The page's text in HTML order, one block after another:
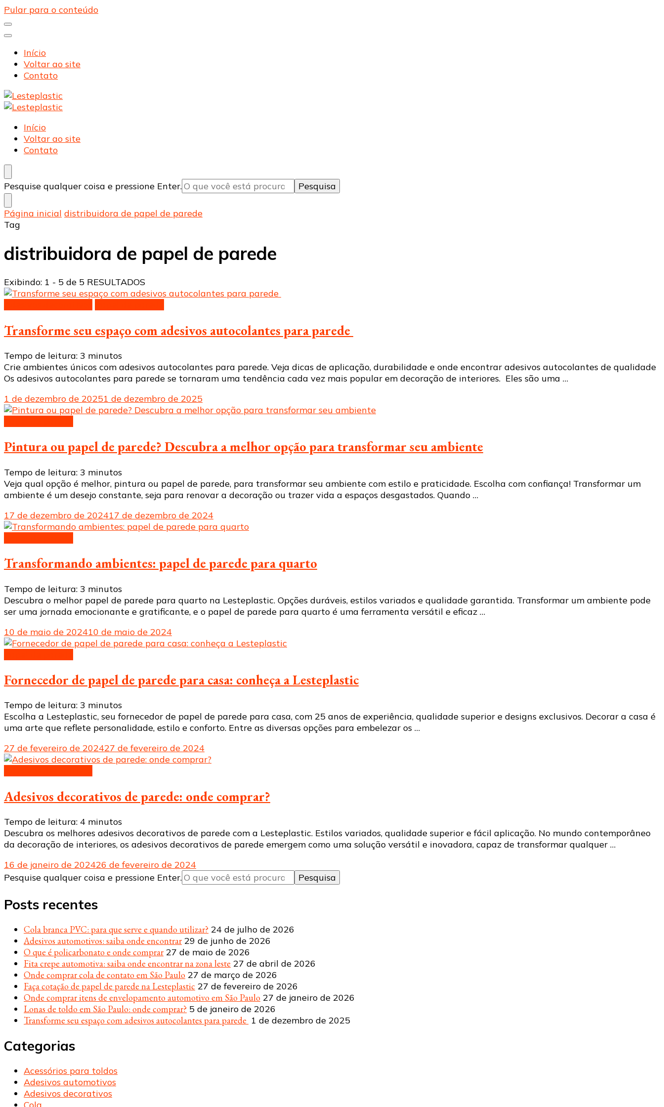
Pular para o conteúdo
Início
Voltar ao site
Contato
Lesteplastic
Blog – Lesteplastic
Lesteplastic
Blog – Lesteplastic
Início
Voltar ao site
Contato
Procurando
algo?
Pesquise qualquer coisa e pressione Enter.
Página inicial distribuidora de papel de parede
Tag
distribuidora de papel de parede
Exibindo: 1 - 5 de 5 RESULTADOS
Transforme seu espaço com adesivos autocolantes para parede
Tempo de leitura: 3 minutos
Crie ambientes únicos com adesivos autocolantes para parede. Veja dicas de aplicação, durabilidade e onde encontrar adesivos autocolantes de qualidade
Os adesivos autocolantes para parede se tornaram uma tendência cada vez mais popular em decoração de interiores. Eles são uma …
1 de dezembro de 20251 de dezembro de 2025
Pintura ou papel de parede? Descubra a melhor opção para transformar seu ambiente
Tempo de leitura: 3 minutos
Veja qual opção é melhor, pintura ou papel de parede, para transformar seu ambiente com estilo e praticidade. Escolha com confiança! Transformar um
ambiente é um desejo constante, seja para renovar a decoração ou trazer vida a espaços desgastados. Quando …
17 de dezembro de 202417 de dezembro de 2024
Transformando ambientes: papel de parede para quarto
Tempo de leitura: 3 minutos
Descubra o melhor papel de parede para quarto na Lesteplastic. Opções duráveis, estilos variados e qualidade garantida. Transformar um ambiente pode
ser uma jornada emocionante e gratificante, e o papel de parede para quarto é uma ferramenta versátil e eficaz …
10 de maio de 202410 de maio de 2024
Fornecedor de papel de parede para casa: conheça a Lesteplastic
Tempo de leitura: 3 minutos
Escolha a Lesteplastic, seu fornecedor de papel de parede para casa, com 25 anos de experiência, qualidade superior e designs exclusivos. Decorar a casa é
uma arte que reflete personalidade, estilo e conforto. Entre as diversas opções para embelezar os …
27 de fevereiro de 202427 de fevereiro de 2024
Adesivos decorativos de parede: onde comprar?
Tempo de leitura: 4 minutos
Descubra os melhores adesivos decorativos de parede com a Lesteplastic. Estilos variados, qualidade superior e fácil aplicação. No mundo contemporâneo
da decoração de interiores, os adesivos decorativos de parede emergem como uma solução versátil e inovadora, capaz de transformar qualquer …
16 de janeiro de 202426 de fevereiro de 2024
Procurando
Pesquise qualquer coisa e pressione Enter.
Posts recentes
Cola branca PVC: para que serve e quando utilizar? 24 de julho de 2026
Adesivos automotivos: saiba onde encontrar 29 de junho de 2026
O que é policarbonato e onde comprar 27 de maio de 2026
Fita crepe automotiva: saiba onde encontrar na zona leste 27 de abril de 2026
Onde comprar cola de contato em São Paulo 27 de março de 2026
Faça cotação de papel de parede na Lesteplastic 27 de fevereiro de 2026
Onde comprar itens de envelopamento automotivo em São Paulo 27 de janeiro de 2026
Lonas de toldo em São Paulo: onde comprar? 5 de janeiro de 2026
Transforme seu espaço com adesivos autocolantes para parede 1 de dezembro de 2025
Categorias
Acessórios para toldos
Adesivos automotivos
Adesivos decorativos